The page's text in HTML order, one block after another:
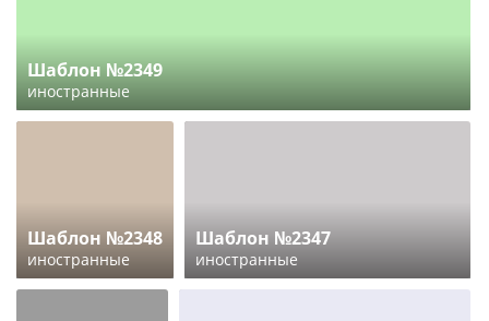
Шаблон №2349
иностранные
Шаблон №2348
иностранные
Шаблон №2347
иностранные